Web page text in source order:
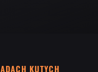
KUTYCH